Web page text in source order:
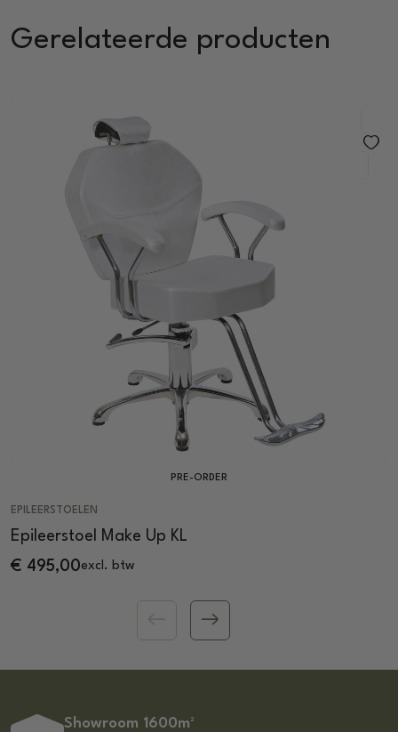
Gerelateerde producten
PRE-ORDER
EPILEERSTOELEN
Epileerstoel Make Up KL
€ 495,00excl. btw
Showroom 1600m²